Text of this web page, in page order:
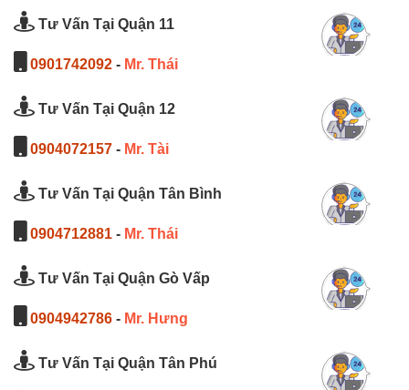
Tư Vấn Tại Quận 11
0901742092 - Mr. Thái
Tư Vấn Tại Quận 12
0904072157 - Mr. Tài
Tư Vấn Tại Quận Tân Bình
0904712881 - Mr. Thái
Tư Vấn Tại Quận Gò Vấp
0904942786 - Mr. Hưng
Tư Vấn Tại Quận Tân Phú